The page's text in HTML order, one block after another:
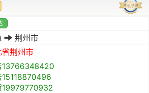
荆州市
荆州市
13766348420
15118870496
19979770932